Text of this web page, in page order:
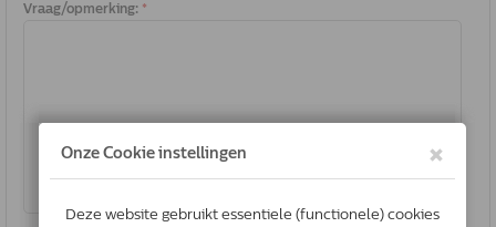
Vraag/opmerking: *